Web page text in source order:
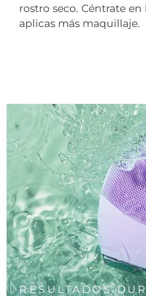
rostro seco. Céntrate en
aplicas más maquillaje.
RESULTADOS